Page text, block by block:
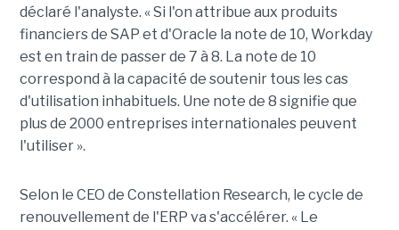
déclaré l'analyste. « Si l'on attribue aux produits
financiers de SAP et d'Oracle la note de 10, Workday
est en train de passer de 7 à 8. La note de 10
correspond à la capacité de soutenir tous les cas
d'utilisation inhabituels. Une note de 8 signifie que
plus de 2000 entreprises internationales peuvent
l'utiliser ».
Selon le CEO de Constellation Research, le cycle de
renouvellement de l'ERP va s'accélérer. « Le